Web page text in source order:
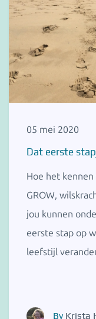
Dat eerste
05 mei 2020
Hoe het
GROW,
jou kunnen
eerste stap op
leefstijl
By Krista